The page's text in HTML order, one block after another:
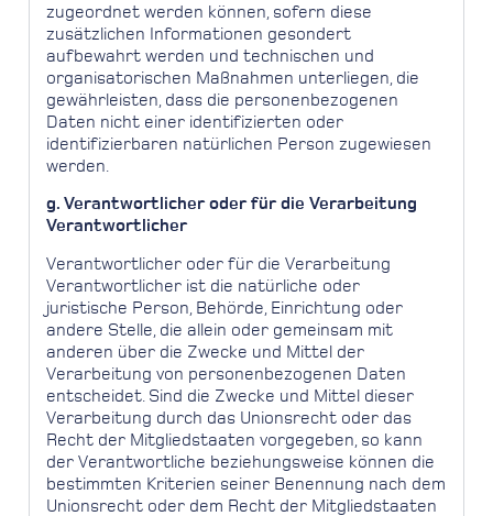
zugeordnet werden können, sofern diese
zusätzlichen Informationen gesondert
aufbewahrt werden und technischen und
organisatorischen Maßnahmen unterliegen, die
gewährleisten, dass die personenbezogenen
Daten nicht einer identifizierten oder
identifizierbaren natürlichen Person zugewiesen
werden.
g. Verantwortlicher oder für die Verarbeitung
Verantwortlicher
Verantwortlicher oder für die Verarbeitung
Verantwortlicher ist die natürliche oder
juristische Person, Behörde, Einrichtung oder
andere Stelle, die allein oder gemeinsam mit
anderen über die Zwecke und Mittel der
Verarbeitung von personenbezogenen Daten
entscheidet. Sind die Zwecke und Mittel dieser
Verarbeitung durch das Unionsrecht oder das
Recht der Mitgliedstaaten vorgegeben, so kann
der Verantwortliche beziehungsweise können die
bestimmten Kriterien seiner Benennung nach dem
Unionsrecht oder dem Recht der Mitgliedstaaten